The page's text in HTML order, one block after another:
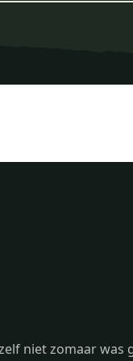
niet zomaar was